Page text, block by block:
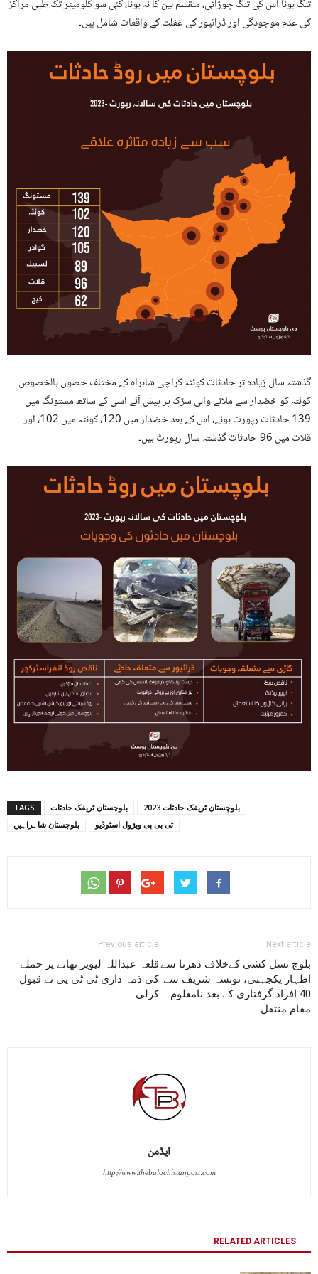
تنگ ہونا اس کی تنگ چوڑائی، منقسم لین کا نہ ہونا، کئی سو کلومیٹر تک طبی مراکز
کی عدم موجودگی اور ڈرائیور کی غفلت کے واقعات شامل ہیں۔
گذشتہ سال زیادہ تر حادثات کوئٹہ کراچی شاہراہ کے مختلف حصوں بالخصوص
کوئٹہ کو خضدار سے ملانے والی سڑک پر پیش آئے اسی کے ساتھ مستونگ میں
139 حادثات رپورٹ ہوئے، اس کے بعد خضدار میں 120، کوئٹہ میں 102، اور
قلات میں 96 حادثات گذشتہ سال رپورٹ ہیں۔
TAGS بلوچستان ٹریفک حادثات
بلوچستان ٹریفک حادثات 2023
بلوچستان شاہراہیں
ٹی بی پی ویژول اسٹوڈیو
Previous article
قلعہ عبداللہ لیویز تھانے پر حملے
کی ذمہ داری ٹی ٹی پی نے قبول
کرلی
Next article
بلوچ نسل کشی کےخلاف دھرنا سے
اظہار یکجہتی، تونسہ شریف سے
40 افراد گرفتاری کے بعد نامعلوم
مقام منتقل
ایڈمن
http://www.thebalochistanpost.com
RELATED ARTICLES